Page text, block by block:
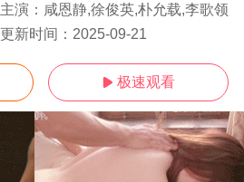
主演： 咸恩静,徐俊英,朴允载,李歌领
更新时间： 2025-09-21
 极速观看